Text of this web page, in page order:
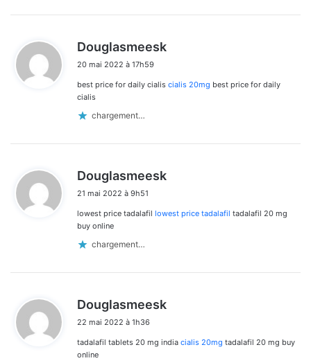
Douglasmeesk
20 mai 2022 à 17h59
best price for daily cialis cialis 20mg best price for daily
cialis
chargement…
Douglasmeesk
21 mai 2022 à 9h51
lowest price tadalafil lowest price tadalafil tadalafil 20 mg
buy online
chargement…
Douglasmeesk
22 mai 2022 à 1h36
tadalafil tablets 20 mg india cialis 20mg tadalafil 20 mg buy
online